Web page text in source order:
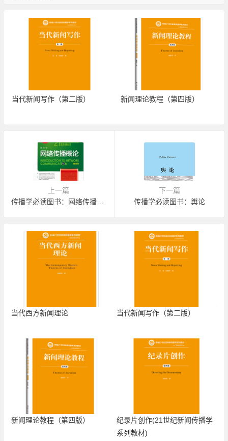
当代新闻写作（第二版） 新闻理论教程（第四版）
上一篇
传播学必读图书：网络传播概论
下一篇
传播学必读图书：舆论
当代西方新闻理论 当代新闻写作（第二版）
新闻理论教程（第四版）
纪录片创作(21世纪新闻传播学
系列教材)